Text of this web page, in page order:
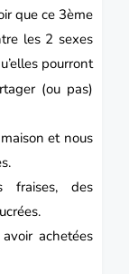
que ce 3ème
les 2 sexes
pourront
(ou pas)
et nous
fraises, des
achetées